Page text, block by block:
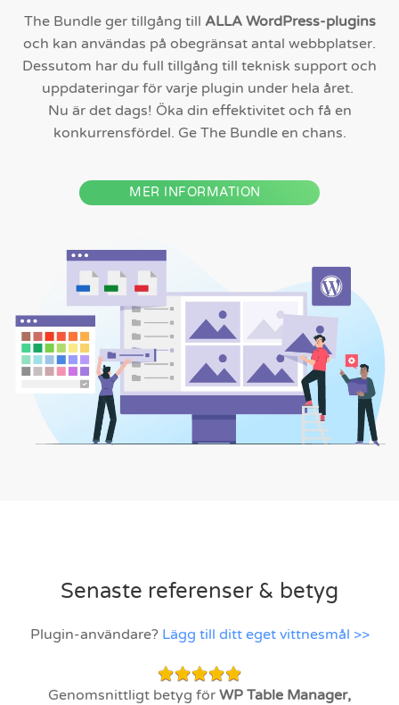
The Bundle ger tillgång till ALLA WordPress-plugins
och kan användas på obegränsat antal webbplatser.
Dessutom har du full tillgång till teknisk support och
uppdateringar för varje plugin under hela året.
Nu är det dags! Öka din effektivitet och få en
konkurrensfördel. Ge The Bundle en chans.
MER INFORMATION
Senaste referenser & betyg
Plugin-användare? Lägg till ditt eget vittnesmål >>
Genomsnittligt betyg för WP Table Manager,